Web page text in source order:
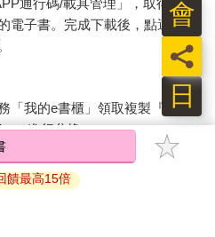
通行碼/載具管理」，取得通行
電子書。完成下載後，點選任一
「我的e書櫃」領取複製『兌換
進行兌換。
購買的電子書僅能以金石堂專屬
饋最高15倍
日
員
會